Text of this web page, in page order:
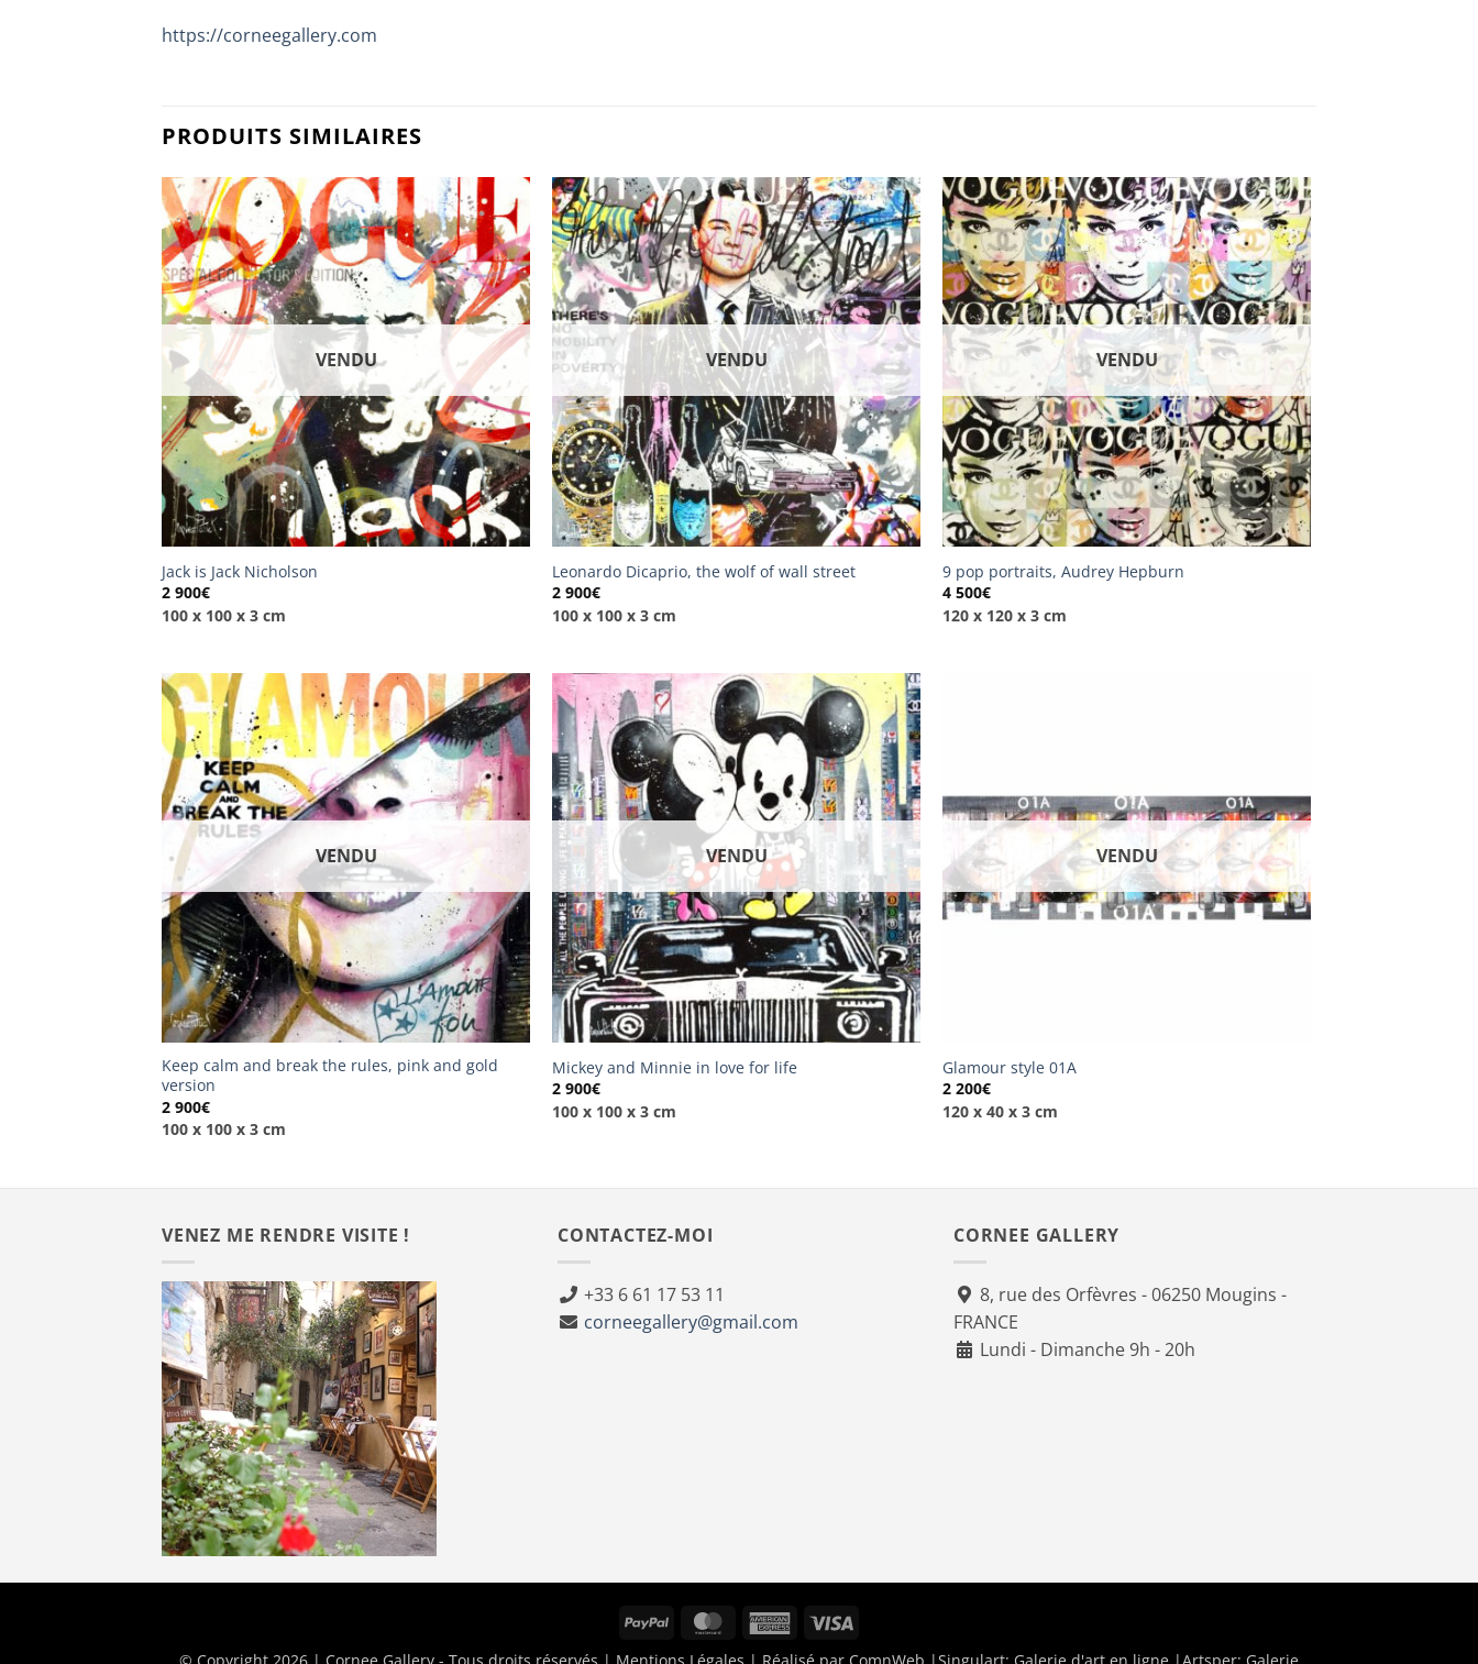
https://corneegallery.com
PRODUITS SIMILAIRES
VENDU
Jack is Jack Nicholson
2 900€
100 x 100 x 3 cm
VENDU
Leonardo Dicaprio, the wolf of wall street
2 900€
100 x 100 x 3 cm
VENDU
9 pop portraits, Audrey Hepburn
4 500€
120 x 120 x 3 cm
VENDU
Keep calm and break the rules, pink and gold
version
2 900€
100 x 100 x 3 cm
VENDU
Mickey and Minnie in love for life
2 900€
100 x 100 x 3 cm
VENDU
Glamour style 01A
2 200€
120 x 40 x 3 cm
VENEZ ME RENDRE VISITE ! CONTACTEZ-MOI
+33 6 61 17 53 11
corneegallery@gmail.com
CORNEE GALLERY
8, rue des Orfèvres - 06250 Mougins -
FRANCE
Lundi - Dimanche 9h - 20h
PayPal MasterCardAmerican